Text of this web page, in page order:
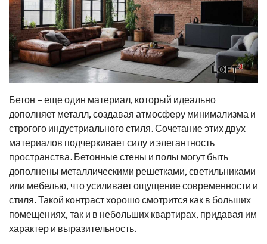
Бетон – еще один материал, который идеально
дополняет металл, создавая атмосферу минимализма и
строгого индустриального стиля. Сочетание этих двух
материалов подчеркивает силу и элегантность
пространства. Бетонные стены и полы могут быть
дополнены металлическими решетками, светильниками
или мебелью, что усиливает ощущение современности и
стиля. Такой контраст хорошо смотрится как в больших
помещениях, так и в небольших квартирах, придавая им
характер и выразительность.